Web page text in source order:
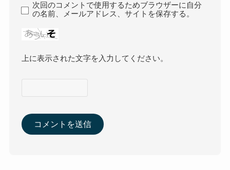
次回のコメントで使用するためブラウザーに自分
の名前、メールアドレス、サイトを保存する。
上に表示された文字を入力してください。